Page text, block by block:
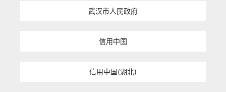
武汉市人民政府
信用中国
信用中国(湖北)